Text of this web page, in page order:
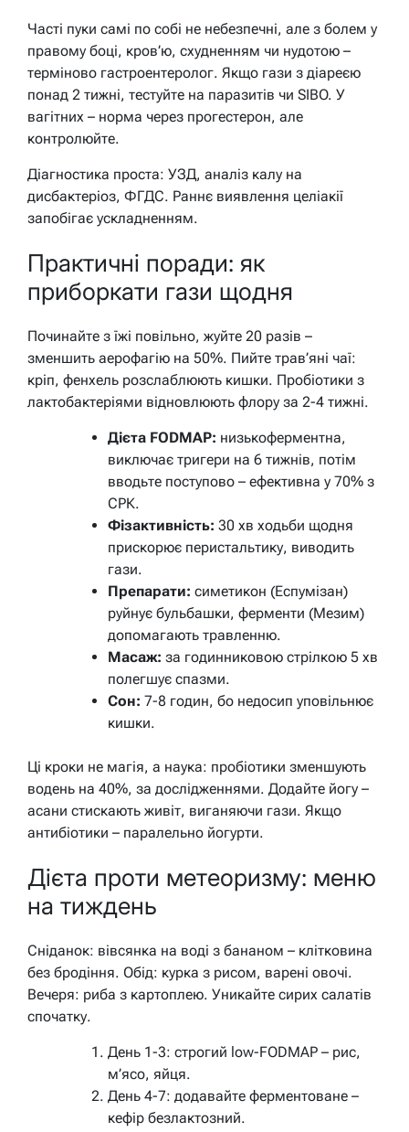
Часті пуки самі по собі не небезпечні, але з болем у
правому боці, кров’ю, схудненням чи нудотою –
терміново гастроентеролог. Якщо гази з діареєю
понад 2 тижні, тестуйте на паразитів чи SIBO. У
вагітних – норма через прогестерон, але
контролюйте.
Діагностика проста: УЗД, аналіз калу на
дисбактеріоз, ФГДС. Раннє виявлення целіакії
запобігає ускладненням.
Практичні поради: як
приборкати гази щодня
Починайте з їжі повільно, жуйте 20 разів –
зменшить аерофагію на 50%. Пийте трав’яні чаї:
кріп, фенхель розслаблюють кишки. Пробіотики з
лактобактеріями відновлюють флору за 2-4 тижні.
Дієта FODMAP: низькоферментна,
виключає тригери на 6 тижнів, потім
вводьте поступово – ефективна у 70% з
СРК.
Фізактивність: 30 хв ходьби щодня
прискорює перистальтику, виводить
гази.
Препарати: симетикон (Еспумізан)
руйнує бульбашки, ферменти (Мезим)
допомагають травленню.
Масаж: за годинниковою стрілкою 5 хв
полегшує спазми.
Сон: 7-8 годин, бо недосип уповільнює
кишки.
Ці кроки не магія, а наука: пробіотики зменшують
водень на 40%, за дослідженнями. Додайте йогу –
асани стискають живіт, виганяючи гази. Якщо
антибіотики – паралельно йогурти.
Дієта проти метеоризму: меню
на тиждень
Сніданок: вівсянка на воді з бананом – клітковина
без бродіння. Обід: курка з рисом, варені овочі.
Вечеря: риба з картоплею. Уникайте сирих салатів
спочатку.
День 1-3: строгий low-FODMAP – рис,
м’ясо, яйця.
День 4-7: додавайте ферментоване –
кефір безлактозний.